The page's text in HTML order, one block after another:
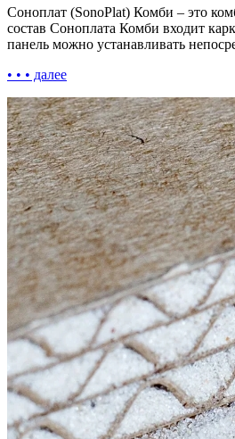
Соноплат (SonoPlat) Комби – это
состав Соноплата Комби входит
панель можно устанавливать
• • • далее